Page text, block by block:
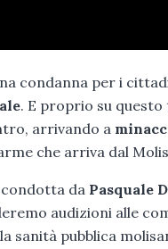
condanna per i
. E proprio su
arrivando a
che arriva dal
da Pasquale
audizioni alle
sanità pubblica